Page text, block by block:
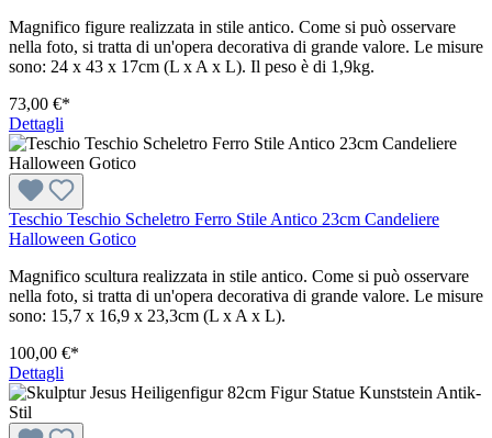
Magnifico figure realizzata in stile antico. Come si può osservare
nella foto, si tratta di un'opera decorativa di grande valore. Le misure
sono: 24 x 43 x 17cm (L x A x L). Il peso è di 1,9kg.
73,00 €*
Dettagli
Teschio Teschio Scheletro Ferro Stile Antico 23cm Candeliere
Halloween Gotico
Magnifico scultura realizzata in stile antico. Come si può osservare
nella foto, si tratta di un'opera decorativa di grande valore. Le misure
sono: 15,7 x 16,9 x 23,3cm (L x A x L).
100,00 €*
Dettagli